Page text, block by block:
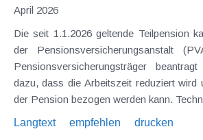
April 2026
Die seit 1.1.2026 geltende Teilpension
der Pensionsversicherungsanstalt
Pensionsversicherungsträger
dazu, dass die Arbeitszeit reduziert wird
der Pension bezogen werden kann.
Langtext
empfehlen drucken